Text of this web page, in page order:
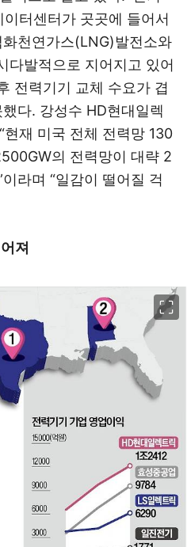
이터센터가 곳곳에 들어서
천연가스(LNG)발전소와
다발적으로 지어지고 있어
전력기기 교체 수요가 겹
다. 강성수 HD현대일렉
현재 미국 전체 전력망 130
의 전력망이 대략 2
라며 “일감이 떨어질 걱
져